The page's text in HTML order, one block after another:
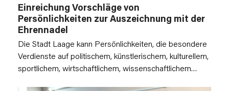
Einreichung Vorschläge von
Persönlichkeiten zur Auszeichnung mit der
Ehrennadel
Die Stadt Laage kann Persönlichkeiten, die besondere
Verdienste auf politischem, künstlerischem, kulturellem,
sportlichem, wirtschaftlichem, wissenschaftlichem…